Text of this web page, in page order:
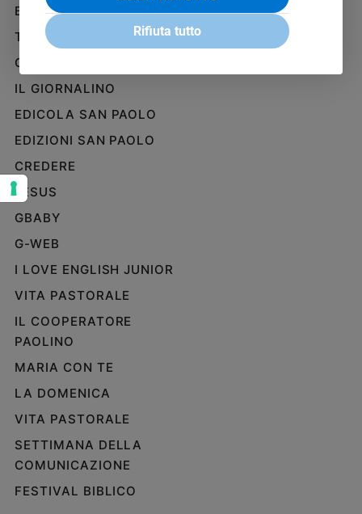
Migranti
Diversità
e
inclusione
Costume
Cultura
spettacoli
Sanremo
2026
e
Musica
Arte
ed
educazione
Genitori
figli
Nonni
Coppia
BENESSERE
TELENOVA
GAZZETTA D'ALBA
IL GIORNALINO
EDICOLA SAN PAOLO
EDIZIONI SAN PAOLO
CREDERE
JESUS
GBABY
G-WEB
I LOVE ENGLISH JUNIOR
VITA PASTORALE
IL COOPERATORE
PAOLINO
MARIA CON TE
LA DOMENICA
VITA PASTORALE
SETTIMANA DELLA
COMUNICAZIONE
FESTIVAL BIBLICO
WHISTLEBLOWING
SOCIAL
Rifiuta tutto